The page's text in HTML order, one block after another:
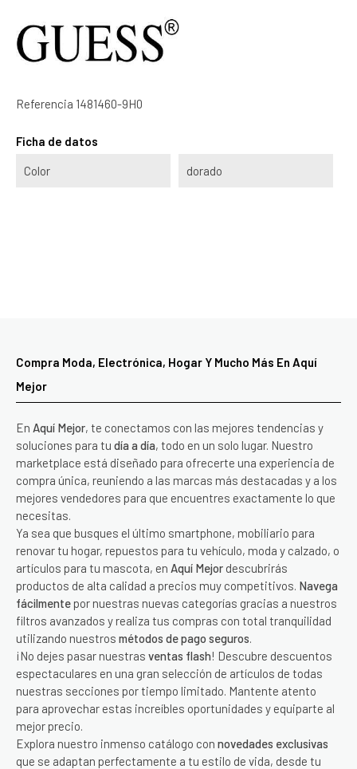
Referencia 1481460-9H0
Ficha de datos
Color dorado
Compra Moda, Electrónica, Hogar Y Mucho Más En Aquí
Mejor
En Aquí Mejor, te conectamos con las mejores tendencias y
soluciones para tu día a día, todo en un solo lugar. Nuestro
marketplace está diseñado para ofrecerte una experiencia de
compra única, reuniendo a las marcas más destacadas y a los
mejores vendedores para que encuentres exactamente lo que
necesitas.
Ya sea que busques el último smartphone, mobiliario para
renovar tu hogar, repuestos para tu vehículo, moda y calzado, o
artículos para tu mascota, en Aquí Mejor descubrirás
productos de alta calidad a precios muy competitivos. Navega
fácilmente por nuestras nuevas categorías gracias a nuestros
filtros avanzados y realiza tus compras con total tranquilidad
utilizando nuestros métodos de pago seguros.
¡No dejes pasar nuestras ventas flash! Descubre descuentos
espectaculares en una gran selección de artículos de todas
nuestras secciones por tiempo limitado. Mantente atento
para aprovechar estas increíbles oportunidades y equiparte al
mejor precio.
Explora nuestro inmenso catálogo con novedades exclusivas
que se adaptan perfectamente a tu estilo de vida, desde tu